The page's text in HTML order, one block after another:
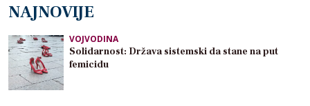
NAJNOVIJE
VOJVODINA
Solidarnost: Država sistemski da stane na put
femicidu